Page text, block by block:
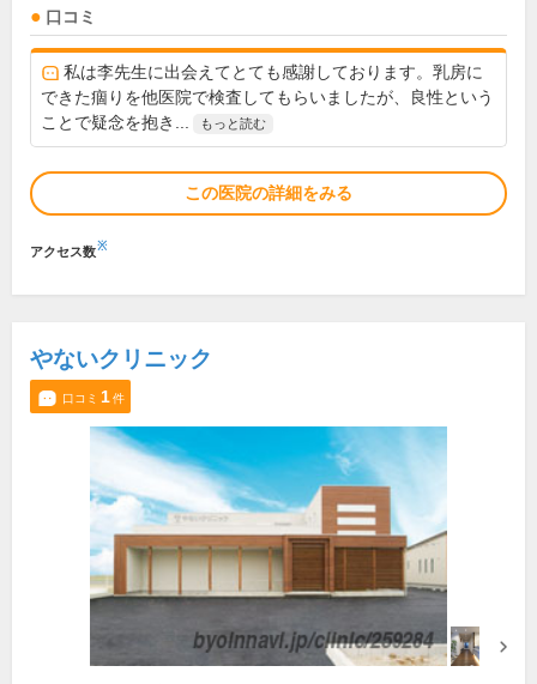
口コミ
私は李先生に出会えてとても感謝しております。乳房に
できた痼りを他医院で検査してもらいましたが、良性という
ことで疑念を抱き...
もっと読む
この医院の詳細をみる
アクセス数※
やないクリニック
口コミ 1件